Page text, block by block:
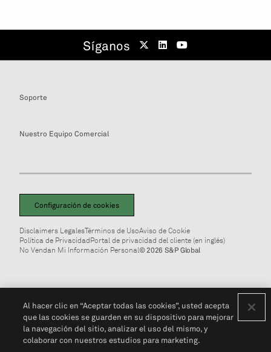
Síganos
Soporte
Nuestro Equipo Comercial
Configuración de cookies
Disclaimers LegalesTérminos de UsoAviso de Cookie
Política de PrivacidadPortal de privacidad del cliente (en inglés)
No Vendan Mi Información Personal© 2026 S&P Global
Al hacer clic en “Aceptar todas las cookies”, usted acepta
que las cookies se guarden en su dispositivo para mejorar
la navegación del sitio, analizar el uso del mismo, y
colaborar con nuestros estudios para marketing.